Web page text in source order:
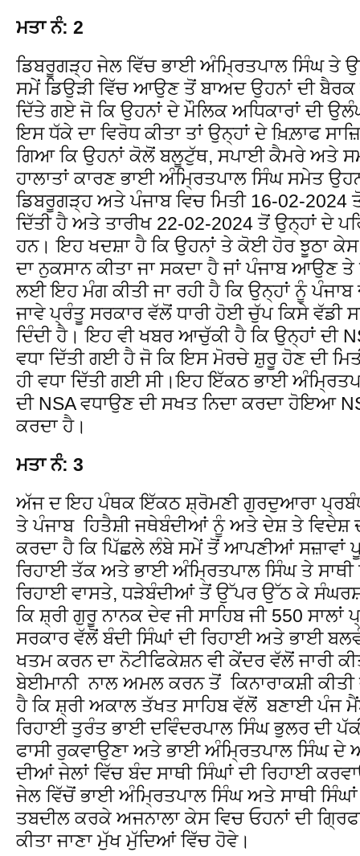
ਮਤਾ ਨੰ: 2
ਡਿਬਰੂਗੜ੍ਹ ਜੇਲ ਵਿੱਚ ਭਾਈ ਅੰਮ੍ਰਿਤਪਾਲ ਸਿੰਘ ਤੇ
ਸਮੇਂ ਡਿਉੜੀ ਵਿੱਚ ਆਉਣ ਤੋਂ ਬਾਅਦ ਉਹਨਾਂ ਦੀ ਬੈਰਕ
ਦਿੱਤੇ ਗਏ ਜੋ ਕਿ ਉਹਨਾਂ ਦੇ ਮੌਲਿਕ ਅਧਿਕਾਰਾਂ ਦੀ
ਇਸ ਧੱਕੇ ਦਾ ਵਿਰੋਧ ਕੀਤਾ ਤਾਂ ਉਨ੍ਹਾਂ ਦੇ ਖ਼ਿਲ਼ਾਫ
ਗਿਆ ਕਿ ਉਹਨਾਂ ਕੋਲੋਂ ਬਲੂਟੁੱਥ, ਸਪਾਈ ਕੈਮਰੇ ਅਤੇ
ਹਾਲਾਤਾਂ ਕਾਰਣ ਭਾਈ ਅੰਮ੍ਰਿਤਪਾਲ ਸਿੰਘ ਸਮੇਤ
ਡਿਬਰੂਗੜ੍ਹ ਅਤੇ ਪੰਜਾਬ ਵਿਚ ਮਿਤੀ 16-02-
ਦਿੱਤੀ ਹੈ ਅਤੇ ਤਾਰੀਖ 22-02-2024 ਤੋਂ ਉਨ੍ਹਾਂ ਦੇ
ਹਨ। ਇਹ ਖਦਸ਼ਾ ਹੈ ਕਿ ਉਹਨਾਂ ਤੇ ਕੋਈ ਹੋਰ ਝੂਠਾ ਕੇਸ
ਦਾ ਨੁਕਸਾਨ ਕੀਤਾ ਜਾ ਸਕਦਾ ਹੈ ਜਾਂ ਪੰਜਾਬ ਆਉਣ
ਲਈ ਇਹ ਮੰਗ ਕੀਤੀ ਜਾ ਰਹੀ ਹੈ ਕਿ ਉਨ੍ਹਾਂ ਨੂੰ ਪੰਜਾਬ
ਜਾਵੇ ਪ੍ਰੰਤੂ ਸਰਕਾਰ ਵੱਲੋਂ ਧਾਰੀ ਹੋਈ ਚੁੱਪ ਕਿਸੇ ਵੱਡੀ
ਦਿੰਦੀ ਹੈ। ਇਹ ਵੀ ਖਬਰ ਆਚੁੱਕੀ ਹੈ ਕਿ ਉਨ੍ਹਾਂ ਦੀ
ਵਧਾ ਦਿੱਤੀ ਗਈ ਹੈ ਜੋ ਕਿ ਇਸ ਮੋਰਚੇ ਸ਼ੁਰੂ ਹੋਣ ਦੀ
ਹੀ ਵਧਾ ਦਿੱਤੀ ਗਈ ਸੀ।ਇਹ ਇੱਕਠ ਭਾਈ
ਦੀ NSA ਵਧਾਉਣ ਦੀ ਸਖਤ ਨਿਦਾ ਕਰਦਾ ਹੋਇਆ
ਕਰਦਾ ਹੈ।
ਮਤਾ ਨੰ: 3
ਅੱਜ ਦ ਇਹ ਪੰਥਕ ਇੱਕਠ ਸ਼੍ਰੋਮਣੀ ਗੁਰਦੁਆਰਾ
ਤੇ ਪੰਜਾਬ ਹਿਤੈਸ਼ੀ ਜਥੇਬੰਦੀਆਂ ਨੂੰ ਅਤੇ ਦੇਸ਼ ਤੇ
ਕਰਦਾ ਹੈ ਕਿ ਪਿੱਛਲੇ ਲੰਬੇ ਸਮੇਂ ਤੋਂ ਆਪਣੀਆਂ ਸਜ਼ਾਵਾਂ
ਰਿਹਾਈ ਤੱਕ ਅਤੇ ਭਾਈ ਅੰਮ੍ਰਿਤਪਾਲ ਸਿੰਘ ਤੇ ਸਾਥੀ
ਰਿਹਾਈ ਵਾਸਤੇ, ਧੜੇਬੰਦੀਆਂ ਤੋਂ ਉੱਪਰ ਉੱਠ ਕੇ
ਕਿ ਸ਼੍ਰੀ ਗੁਰੂ ਨਾਨਕ ਦੇਵ ਜੀ ਸਾਹਿਬ ਜੀ 550
ਸਰਕਾਰ ਵੱਲੋਂ ਬੰਦੀ ਸਿੰਘਾਂ ਦੀ ਰਿਹਾਈ ਅਤੇ ਭਾਈ
ਖਤਮ ਕਰਨ ਦਾ ਨੋਟੀਫਿਕੇਸ਼ਨ ਵੀ ਕੇਂਦਰ ਵੱਲੋਂ ਜਾਰੀ
ਬੇਈਮਾਨੀ ਨਾਲ ਅਮਲ ਕਰਨ ਤੋਂ ਕਿਨਾਰਾਕਸ਼ੀ
ਹੈ ਕਿ ਸ਼੍ਰੀ ਅਕਾਲ ਤੱਖਤ ਸਾਹਿਬ ਵੱਲੋਂ ਬਣਾਈ ਪੰਜ
ਰਿਹਾਈ ਤੁਰੰਤ ਭਾਈ ਦਵਿੰਦਰਪਾਲ ਸਿੰਘ ਭੁਲਰ ਦੀ
ਫਾਸੀ ਰੁਕਵਾਉਣਾ ਅਤੇ ਭਾਈ ਅੰਮ੍ਰਿਤਪਾਲ ਸਿੰਘ ਦੇ
ਦੀਆਂ ਜੇਲਾਂ ਵਿੱਚ ਬੰਦ ਸਾਥੀ ਸਿੰਘਾਂ ਦੀ ਰਿਹਾਈ
ਜੇਲ ਵਿੱਚੋਂ ਭਾਈ ਅੰਮ੍ਰਿਤਪਾਲ ਸਿੰਘ ਅਤੇ ਸਾਥੀ
ਤਬਦੀਲ ਕਰਕੇ ਅਜਨਾਲਾ ਕੇਸ ਵਿਚ ਓਹਨਾਂ ਦੀ
ਕੀਤਾ ਜਾਣਾ ਮੁੱਖ ਮੁੱਦਿਆਂ ਵਿੱਚ ਹੋਵੇ।